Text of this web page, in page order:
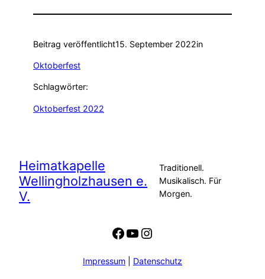
Beitrag veröffentlicht15. September 2022in
Oktoberfest
Schlagwörter:
Oktoberfest 2022
Heimatkapelle
Wellingholzhausen e.
V.
Traditionell.
Musikalisch. Für
Morgen.
Facebook
YouTube
Instagram
Impressum Datenschutz